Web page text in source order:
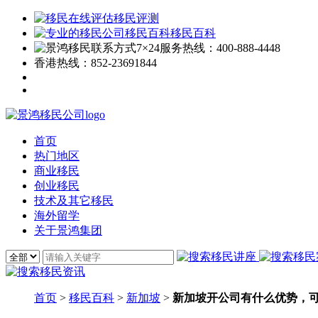
移民评测
移民百科
7×24服务热线： 400-888-4448
香港热线： 852-23691844
首页
热门地区
商业移民
创业移民
技术及其它移民
海外留学
关于景鸿集团
首页 > 移民百科 > 新加坡 > 新加坡开公司有什么优势，